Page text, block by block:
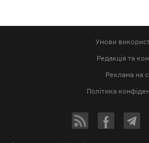
Умови
Редакція та
Реклама на
Політика